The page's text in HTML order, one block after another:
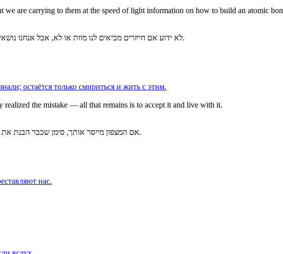
we are carrying to them at the speed of light information on how to build an atomic
לא ידוע אם חייזרים מביאים לנו מוות או לא, אבל אנחנו נושאים להם במהירות האור מידע על איך לבנות פצצת אטום.
остаётся только смириться и жить с этим.
realized the mistake — all that remains is to accept it and live with it.
אם המצפון מייסר אותך, סימן שכבר הבנת את הטעות — כל מה שנותר הוא להשלים עם זה ולחיות כך.
нас.